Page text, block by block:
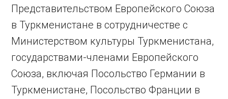
Представительством Европейского Союза
в Туркменистане в сотрудничестве с
Министерством культуры Туркменистана,
государствами-членами Европейского
Союза, включая Посольство Германии в
Туркменистане, Посольство Франции в